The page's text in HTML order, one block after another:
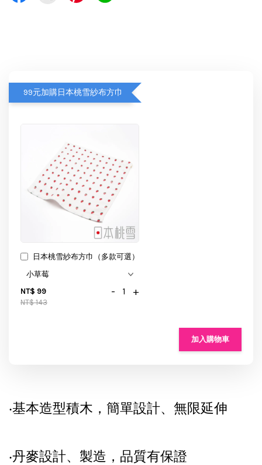
99元加購日本桃雪紗布方巾
日本桃雪紗布方巾（多款可選）
NT$ 99
NT$ 143
- +
加入購物車
‧基本造型積木，簡單設計、無限延伸
‧丹麥設計、製造，品質有保證